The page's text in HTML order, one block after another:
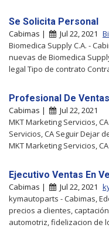
Se Solicita Personal
Cabimas | Jul 22, 2021
Biomedica Supply C.A. -
nuevas de Biomedica
legal Tipo de contrato
Profesional De Ventas
Cabimas |
Jul 22, 2021
MKT Marketing Servicios,
Servicios, CA Seguir Dejar
MKT Marketing Servicios,
Ejecutivo Ventas En
Cabimas | Jul 22, 2021
kymautoparts - Cabimas,
precios a clientes,
automotriz, fidelizacion de